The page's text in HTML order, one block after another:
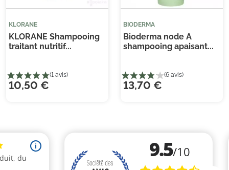
KLORANE
KLORANE Shampooing
traitant nutritif...
10,50 €
BIODERMA
Bioderma node A
shampooing apaisant...
13,70 €